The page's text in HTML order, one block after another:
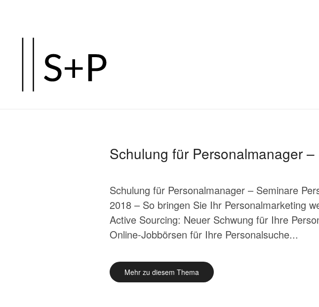
springen
Schulung für Personalmanager
Schulung für Personalmanager – Seminare
2018 – So bringen Sie Ihr Personalmarketing
Active Sourcing: Neuer Schwung für Ihre
Online-Jobbörsen für Ihre Personalsuche...
Mehr zu diesem Thema